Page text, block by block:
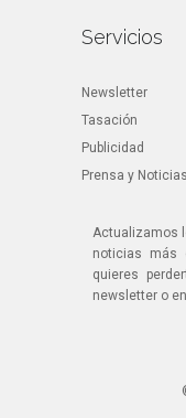
Servicios
Newsletter
Tasación
Publicidad
Prensa y Noticias
Actualizamos
noticias más
quieres
newsletter o